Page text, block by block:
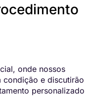
onde nossos
condição e discutirão
personalizado